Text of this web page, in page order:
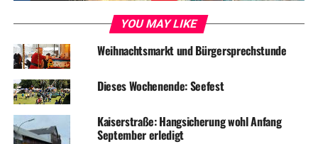
YOU MAY LIKE
Weihnachtsmarkt und Bürgersprechstunde
Dieses Wochenende: Seefest
Kaiserstraße: Hangsicherung wohl Anfang
September erledigt